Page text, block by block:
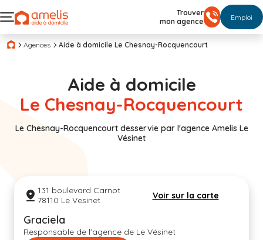
Trouver
mon agence
Emploi
Agences Aide à domicile Le Chesnay-Rocquencourt
Aide à domicile
Le Chesnay-Rocquencourt
Le Chesnay-Rocquencourt desservie par l'agence Amelis Le
Vésinet
131 boulevard Carnot
78110 Le Vesinet
Voir sur la carte
Graciela
Responsable de l'agence de Le Vésinet